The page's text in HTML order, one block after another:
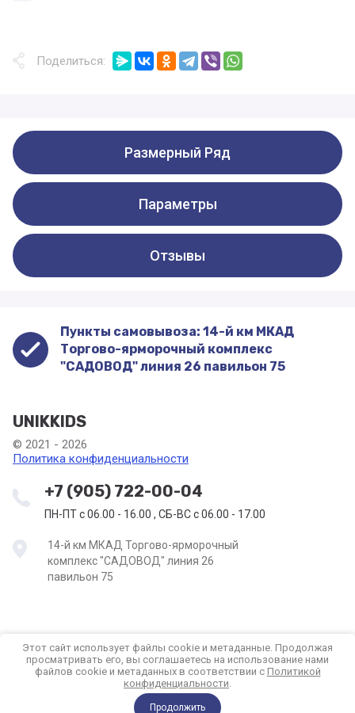
Поделиться:
Размерный Ряд
Параметры
Отзывы
Пункты самовывоза: 14-й км МКАД
Торгово-ярморочный комплекс
"САДОВОД" линия 26 павильон 75
UNIKKIDS
© 2021 - 2026
Политика конфиденциальности
+7 (905) 722-00-04
ПН-ПТ с 06.00 - 16.00 , СБ-ВС с 06.00 - 17.00
14-й км МКАД Торгово-ярморочный
комплекс "САДОВОД" линия 26
павильон 75
Компания Мегагрупп: разработка интернет-магазинов
Этот сайт использует файлы cookie и метаданные. Продолжая
просматривать его, вы соглашаетесь на использование нами
файлов cookie и метаданных в соответствии с Политикой
конфиденциальности.
Продолжить